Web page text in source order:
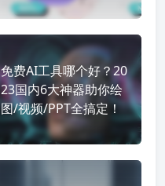
免费AI工具哪个好？20
23国内6大神器助你绘
图/视频/PPT全搞定！